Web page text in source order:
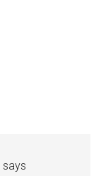
says